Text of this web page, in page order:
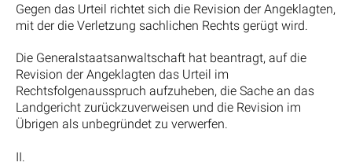
Gegen das Urteil richtet sich die Revision der Angeklagten,
mit der die Verletzung sachlichen Rechts gerügt wird.
Die Generalstaatsanwaltschaft hat beantragt, auf die
Revision der Angeklagten das Urteil im
Rechtsfolgenausspruch aufzuheben, die Sache an das
Landgericht zurückzuverweisen und die Revision im
Übrigen als unbegründet zu verwerfen.
II.